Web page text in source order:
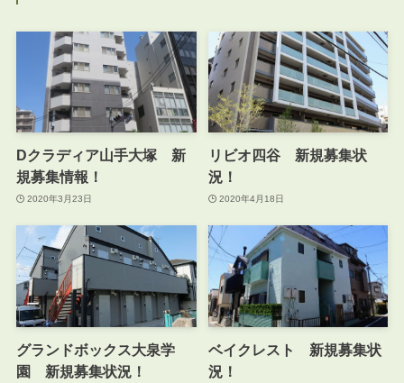
Dクラディア山手大塚 新
規募集情報！
2020年3月23日
リビオ四谷 新規募集状
況！
2020年4月18日
グランドボックス大泉学
園 新規募集状況！
ベイクレスト 新規募集状
況！